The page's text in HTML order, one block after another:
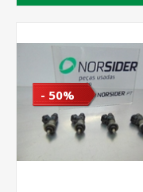
- 50%